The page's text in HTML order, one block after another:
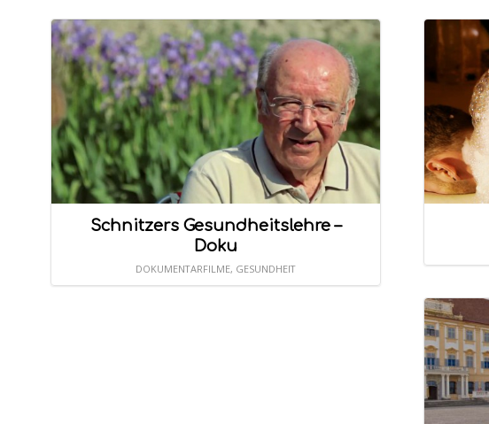
Schnitzers Gesundheitslehre –
Doku
DOKUMENTARFILME, GESUNDHEIT